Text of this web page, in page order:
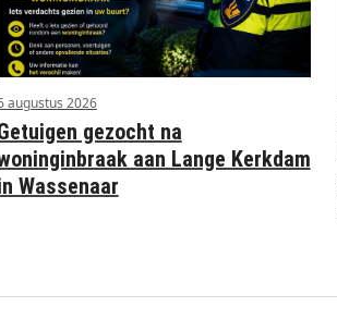
augustus 2026
gezocht na
aan Lange Kerkdam
Wassenaar